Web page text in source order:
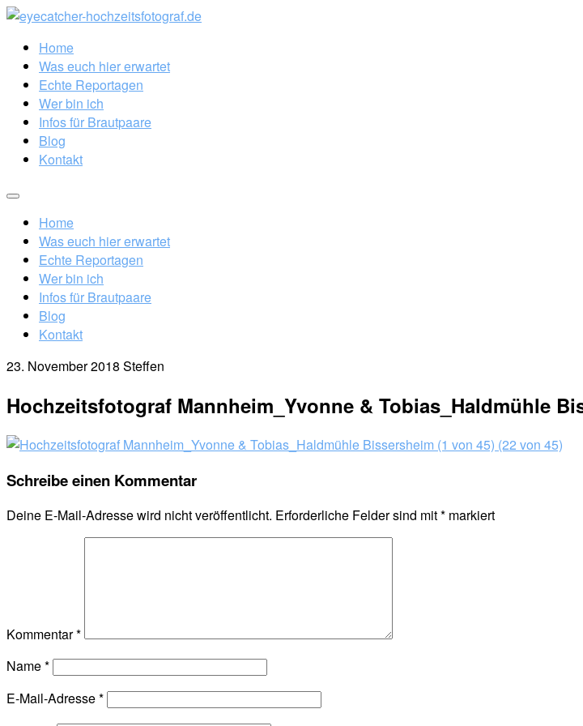
Home
Was euch hier erwartet
Echte Reportagen
Wer bin ich
Infos für Brautpaare
Blog
Kontakt
Home
Was euch hier erwartet
Echte Reportagen
Wer bin ich
Infos für Brautpaare
Blog
Kontakt
23. November 2018 Steffen
Hochzeitsfotograf Mannheim_Yvonne & Tobias_Haldmühle
Schreibe einen Kommentar
Deine E-Mail-Adresse wird nicht veröffentlicht. Erforderliche Felder sind mit* markiert
Kommentar*
Name*
E-Mail-Adresse*